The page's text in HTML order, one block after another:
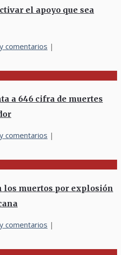
el apoyo que sea
comentarios |
a 646 cifra de muertes
comentarios |
los muertos por explosión
comentarios |